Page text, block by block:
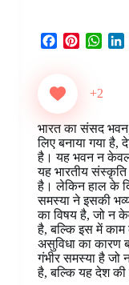
e
b
o
k
e
s
t
W
t
p
p
I
+2
भारत का संसद
लिए बनाया गया है,
है। यह भवन न केवल
यह भारतीय संस्कृति
है। लेकिन हाल के
समस्या ने इसकी
का विषय है, जो न
है, बल्कि इस में काम
असुविधा का कारण
गंभीर समस्या है
है, बल्कि यह देश की